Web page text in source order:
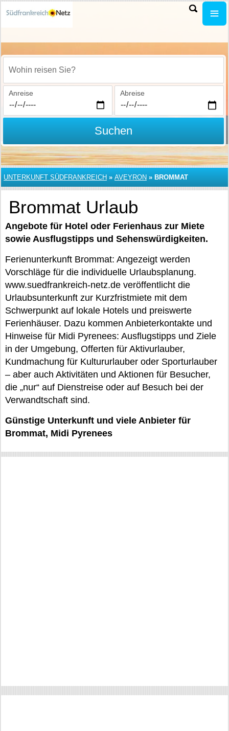
Wohin reisen Sie?
Anreise Abreise
Suchen
UNTERKUNFT SÜDFRANKREICH » AVEYRON » BROMMAT
Brommat Urlaub
Angebote für Hotel oder Ferienhaus zur Miete
sowie Ausflugstipps und Sehenswürdigkeiten.
Ferienunterkunft Brommat: Angezeigt werden
Vorschläge für die individuelle Urlaubsplanung.
www.suedfrankreich-netz.de veröffentlicht die
Urlaubsunterkunft zur Kurzfristmiete mit dem
Schwerpunkt auf lokale Hotels und preiswerte
Ferienhäuser. Dazu kommen Anbieterkontakte und
Hinweise für Midi Pyrenees: Ausflugstipps und Ziele
in der Umgebung, Offerten für Aktivurlauber,
Kundmachung für Kultururlauber oder Sporturlauber
– aber auch Aktivitäten und Aktionen für Besucher,
die „nur“ auf Dienstreise oder auf Besuch bei der
Verwandtschaft sind.
Günstige Unterkunft und viele Anbieter für
Brommat, Midi Pyrenees